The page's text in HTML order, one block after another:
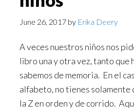
June 26, 2017 by Erika Deery
A veces nuestros niños nos
libro una y otra vez, tanto que
sabemos de memoria. En el
alfabeto, no tienes solamente
la Z en orden y de corrido.